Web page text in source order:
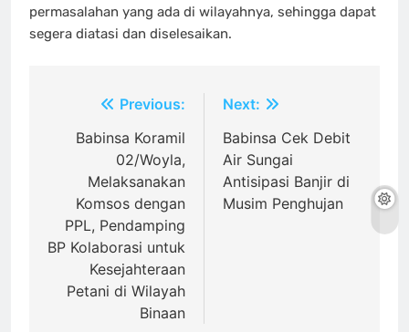
permasalahan yang ada di wilayahnya, sehingga dapat
segera diatasi dan diselesaikan.
Navigasi
pos
Previous:
Babinsa Koramil
02/Woyla,
Melaksanakan
Komsos dengan
PPL, Pendamping
BP Kolaborasi untuk
Kesejahteraan
Petani di Wilayah
Binaan
Next:
Babinsa Cek Debit
Air Sungai
Antisipasi Banjir di
Musim Penghujan